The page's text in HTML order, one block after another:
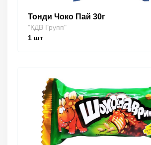
Тонди Чоко Пай 30г
"КДВ Групп"
1 шт